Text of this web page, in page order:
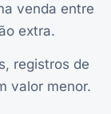
venda entre
extra.
registros de
valor menor.